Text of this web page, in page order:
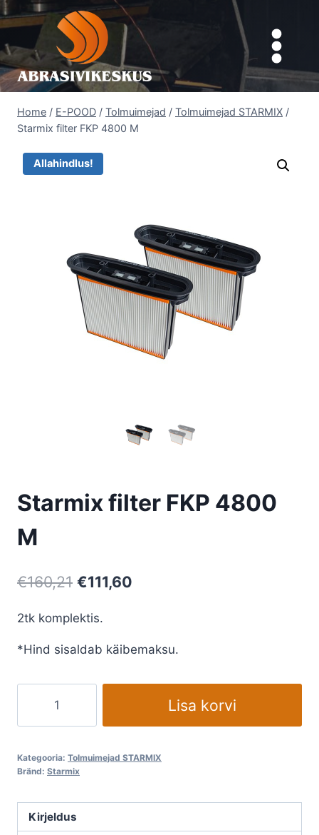
Skip
to
content
Home / E-POOD / Tolmuimejad / Tolmuimejad STARMIX /
Starmix filter FKP 4800 M
Allahindlus!
Starmix filter FKP 4800
M
€160,21 Algne
oli:
€160,21.
€111,60
€111,60.
2tk komplektis.
*Hind sisaldab käibemaksu.
FKP
M
Lisa korvi
Kategooria: Tolmuimejad STARMIX
Bränd: Starmix
Kirjeldus